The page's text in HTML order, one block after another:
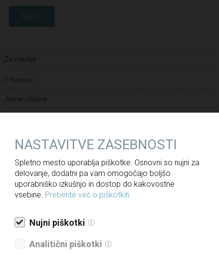
NAZAJ
Za medije
Novice
Javne objave
Politika upravljanja družbe
Politika raznolikosti družbe
Politika prejemkov
Politika kakovosti
Strategija skupine DRI za obdobje 2021–2025
Katalog informacij javnega značaja
NASTAVITVE ZASEBNOSTI
Spletno mesto uporablja piškotke. Osnovni so nujni za
delovanje, dodatni pa vam omogočajo boljšo
uporabniško izkušnjo in dostop do kakovostne
vsebine. Preberite več o piškotkih.
Nujni piškotki
Analitični piškotki